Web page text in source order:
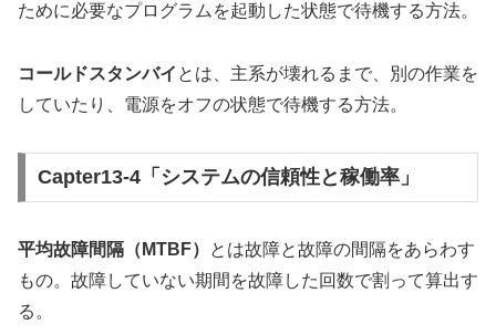
ために必要なプログラムを起動した状態で待機する方法。
コールドスタンバイ とは、主系が壊れるまで、別の作業を
していたり、電源をオフの状態で待機する方法。
Capter13-4「システムの信頼性と稼働率」
平均故障間隔（MTBF）
とは故障と故障の間隔をあらわす
もの。故障していない期間を故障した回数で割って算出す
る。